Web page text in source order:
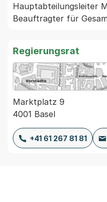
Hauptabteilungsleiter
Regierungsrat
Marktplatz 9
4001 Basel
+41 61 267 81 81